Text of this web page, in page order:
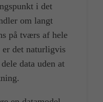
i det
om langt
på tværs af hele
det naturligvis
data uden at